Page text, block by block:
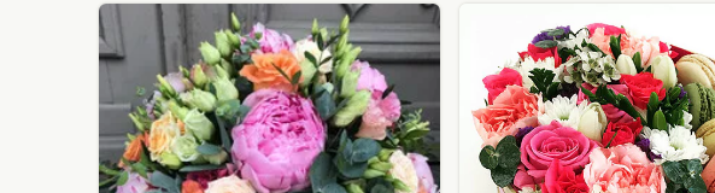
Яркая
композиция
из
пионов
композиция
цветов
macaroons